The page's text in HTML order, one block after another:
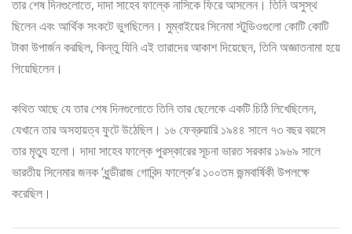
তার শেষ দিনগুলোতে, দাদা সাহেব ফাল্কে নাসিকে ফিরে আসলেন। তিনি অসুস্থ
ছিলেন এবং আর্থিক সংকটে ভুগছিলেন। মুম্বাইয়ের সিনেমা স্টুডিওগুলো কোটি কোটি
টাকা উপার্জন করছিল, কিন্তু যিনি এই তারাদের আকাশ দিয়েছেন, তিনি অজ্ঞাতনামা হয়ে
গিয়েছিলেন।
কথিত আছে যে তার শেষ দিনগুলোতে তিনি তার ছেলেকে একটি চিঠি লিখেছিলেন,
যেখানে তার অসহায়ত্ব ফুটে উঠেছিল। ১৬ ফেব্রুয়ারি ১৯৪৪ সালে ৭৩ বছর বয়সে
তার মৃত্যু হলো। দাদা সাহেব ফাল্কে পুরস্কারের সূচনা ভারত সরকার ১৯৬৯ সালে
ভারতীয় সিনেমার জনক ‘ধুন্ডীরাজ গোবিন্দ ফাল্কে’র ১০০তম জন্মবার্ষিকী উপলক্ষে
করেছিল।